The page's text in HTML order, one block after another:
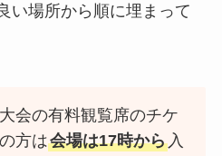
い場所から順に埋まって
会の有料観覧席のチケ
方は会場は17時から入